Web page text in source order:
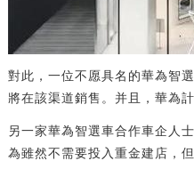
對此，一位不愿具名的華為智
將在該渠道銷售。并且，華為
另一家華為智選車合作車企人
為雖然不需要投入重金建店，